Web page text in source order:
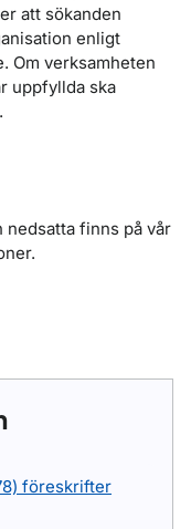
att sökanden
enligt
Om verksamheten
uppfyllda ska
nedsatta finns på vår
föreskrifter